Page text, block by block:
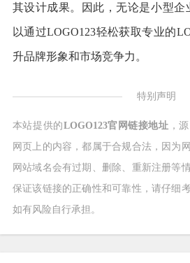
其设计成果。因此，无论是小型企
以通过LOGO123轻松获取专业的
升品牌形象和市场竞争力。
特别声明
本站提供的LOGO123官网链接地址 ，
网页上的内容，都属于合规合法，因为
网站域名会有过期、删除、重新注册等
保证该链接的正确性和可靠性，请仔细
如有风险自行承担。